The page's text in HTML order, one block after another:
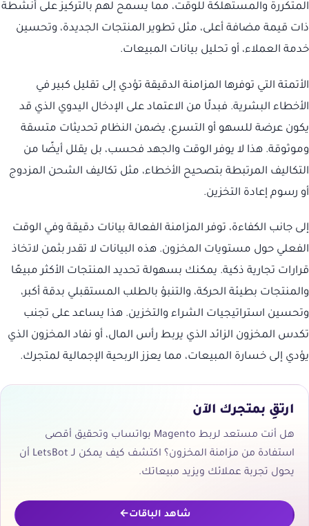
المتكررة والمستهلكة للوقت، مما يسمح لهم بالتركيز على أنشطة
ذات قيمة مضافة أعلى، مثل تطوير المنتجات الجديدة، وتحسين
خدمة العملاء، أو تحليل بيانات المبيعات.
الأتمتة التي توفرها المزامنة الدقيقة تؤدي إلى تقليل كبير في
الأخطاء البشرية. فبدلًا من الاعتماد على الإدخال اليدوي الذي قد
يكون عرضة للسهو أو التسرع، يضمن النظام تحديثات متسقة
وموثوقة. هذا لا يوفر الوقت والجهد فحسب، بل يقلل أيضًا من
التكاليف المرتبطة بتصحيح الأخطاء، مثل تكاليف الشحن المزدوج
أو رسوم إعادة التخزين.
إلى جانب الكفاءة، توفر المزامنة الفعالة بيانات دقيقة وفي الوقت
الفعلي حول مستويات المخزون. هذه البيانات لا تقدر بثمن لاتخاذ
قرارات تجارية ذكية. يمكنك بسهولة تحديد المنتجات الأكثر مبيعًا
والمنتجات بطيئة الحركة، والتنبؤ بالطلب المستقبلي بدقة أكبر،
وتحسين استراتيجيات الشراء والتخزين. هذا يساعد على تجنب
تكدس المخزون الزائد الذي يربط رأس المال، أو نفاد المخزون الذي
يؤدي إلى خسارة المبيعات، مما يعزز الربحية الإجمالية لمتجرك.
ارتقِ بمتجرك الآن
هل أنت مستعد لربط Magento بواتساب وتحقيق أقصى
استفادة من مزامنة المخزون؟ اكتشف كيف يمكن لـ LetsBot أن
يحول تجربة عملائك ويزيد مبيعاتك.
شاهد الباقات